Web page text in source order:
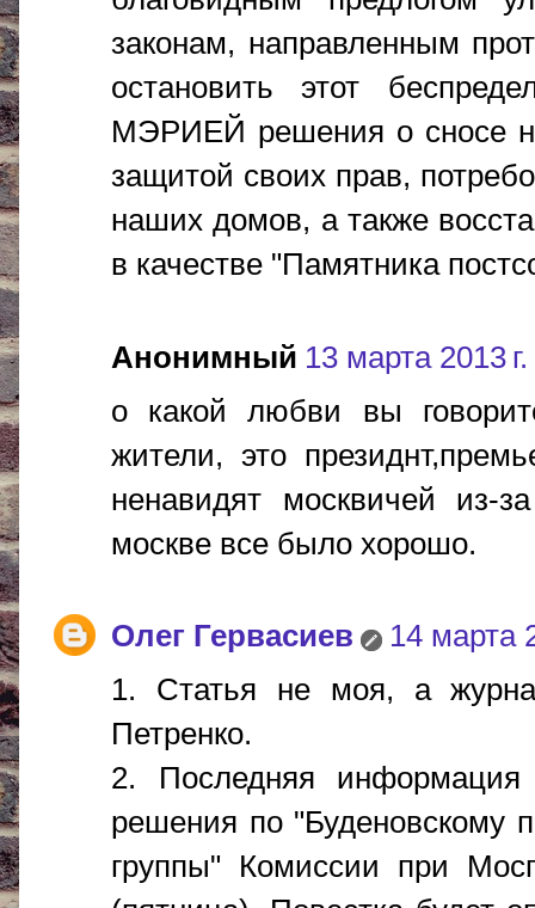
законам, направленным
остановить этот
МЭРИЕЙ решения о сносе
защитой своих прав,
наших домов, а также
в качестве "Памятника
Анонимный 13 марта 2013
о какой любви вы
жители, это
ненавидят москвичей из-
москве все было хорошо.
Олег Гервасиев
14 марта
1. Статья не моя, а
Петренко.
2. Последняя информация
решения по "Буденовскому
группы" Комиссии при